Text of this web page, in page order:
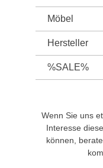
Möbel
Hersteller
%SALE%
Wenn Sie uns
Interesse
können,